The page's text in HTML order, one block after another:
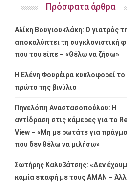
Πρόσφατα άρθρα
Αλίκη Βουγιουκλάκη: Ο γιατρός
αποκαλύπτει τη συγκλονιστική
που του είπε – «Θέλω να ζήσω»
Η Ελένη Φουρέιρα κυκλοφορεί το
πρώτο της βινύλιο
Πηνελόπη Αναστασοπούλου: Η
αντίδραση στις κάμερες για το
View – «Μη με ρωτάτε για
που δεν θέλω να μιλήσω»
Σωτήρης Καλυβάτσης: «Δεν
καμία επαφή με τους ΑΜΑΝ –